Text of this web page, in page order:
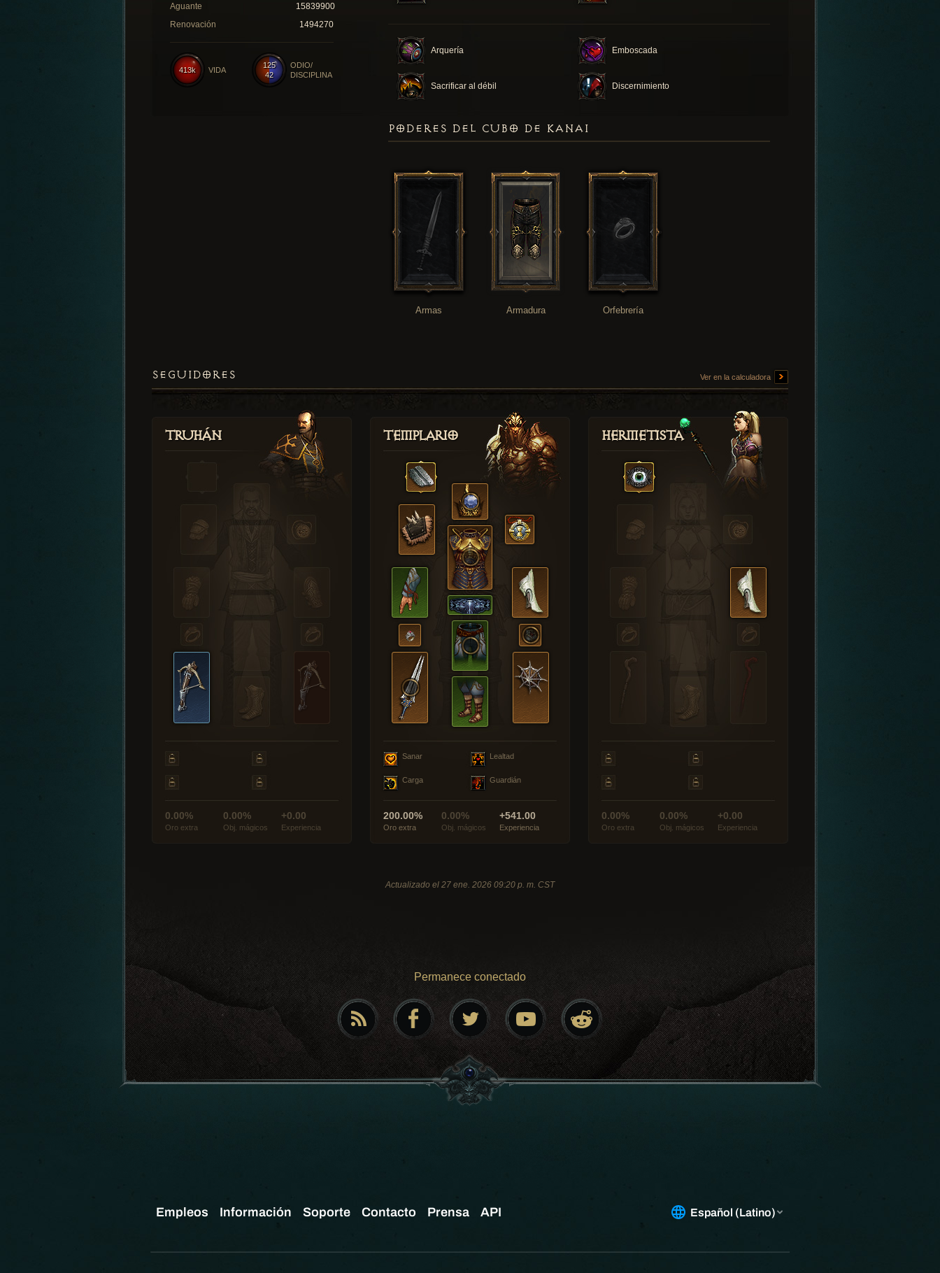
Arquería Emboscada
Sacrificar al débil Discernimiento
Aguante
15839900
Renovación
1494270
125
42
ODIO/
DISCIPLINA
413k VIDA
PODERES DEL CUBO DE KANAI
Armas Armadura Orfebrería
SEGUIDORES Ver en la calculadora
Truhán
0.00%
Oro extra
0.00%
Obj. mágicos
+0.00
Experiencia
Templario
Sanar Lealtad
Carga Guardián
200.00%
Oro extra
0.00%
Obj. mágicos
+541.00
Experiencia
Hermetista
0.00%
Oro extra
0.00%
Obj. mágicos
+0.00
Experiencia
Actualizado el 27 ene. 2026 09:20 p. m. CST
Permanece conectado